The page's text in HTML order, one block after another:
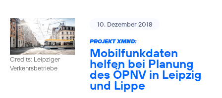
Credits: Leipziger
Verkehrsbetriebe
10. Dezember 2018
PROJEKT XMND:
Mobilfunkdaten
helfen bei Planung
des ÖPNV in Leipzig
und Lippe